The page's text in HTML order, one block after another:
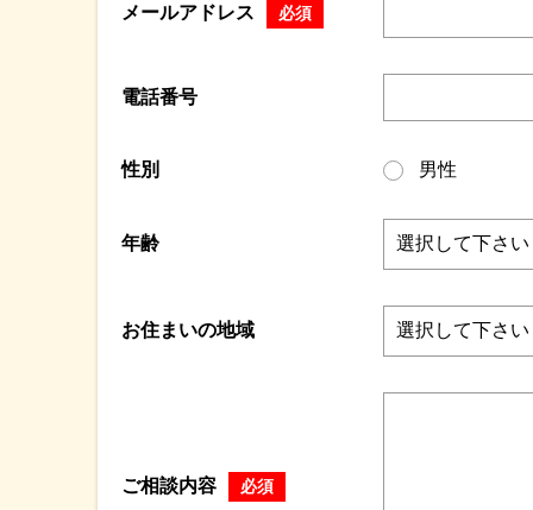
メールアドレス 必須
電話番号
性別 男性
年齢
お住まいの地域
ご相談内容 必須